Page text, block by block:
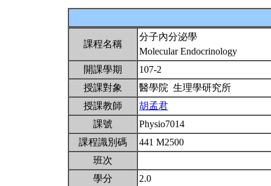
課程名稱
分子內分泌學
Molecular Endocrinology
開課學期
107-2
授課對象
醫學院 生理學研究所
授課教師
胡孟君
課號
Physio7014
課程識別碼
441 M2500
班次
學分
2.0